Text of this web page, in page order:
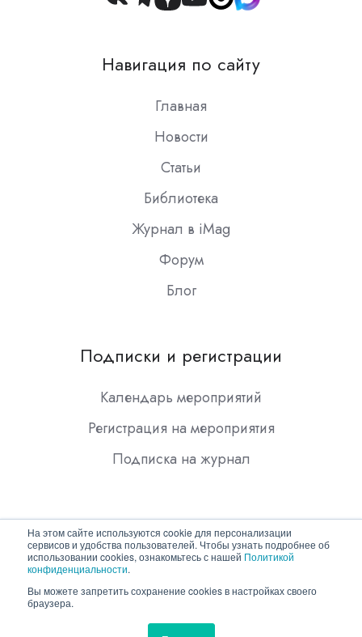
На этом сайте используются cookie для персонализации
сервисов и удобства пользователей. Чтобы узнать подробнее об
использовании cookies, ознакомьтесь с нашей Политикой
конфиденциальности.
Вы можете запретить сохранение cookies в настройках своего
браузера.
Join
Slack
Навигация по сайту
Главная
Новости
Статьи
Библиотека
Журнал в iMag
Форум
Блог
Подписки и регистрации
Календарь мероприятий
Регистрация на мероприятия
Подписка на журнал
Copyright © 2026 ООО "Гротек"
Политика конфиденциальности